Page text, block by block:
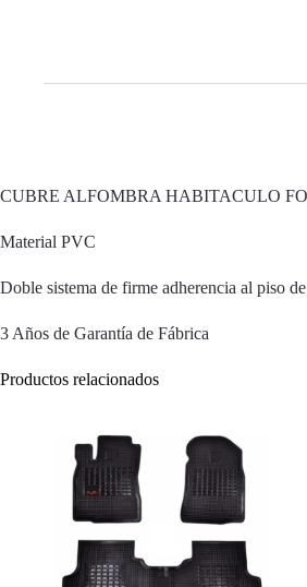
CUBRE ALFOMBRA HABITACULO
Material PVC
Doble sistema de firme adherencia al piso
3 Años de Garantía de Fábrica
Productos relacionados